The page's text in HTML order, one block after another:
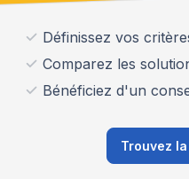
Définissez vos
Comparez les
Bénéficiez d'un
Trouvez